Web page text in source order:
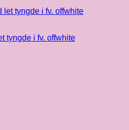
tyngde i fv. offwhite